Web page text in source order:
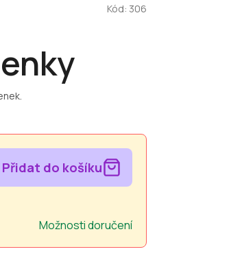
Přidat do košíku
Možnosti doručení
Kód: 306